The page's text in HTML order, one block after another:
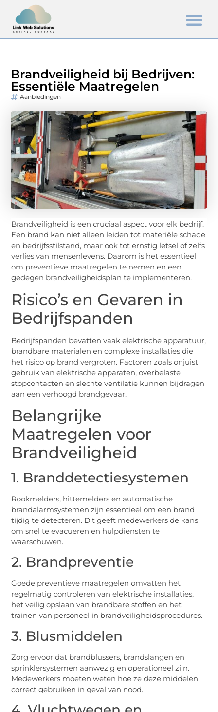
Brandveiligheid bij Bedrijven:
Essentiële Maatregelen
Aanbiedingen
Brandveiligheid is een cruciaal aspect voor elk bedrijf.
Een brand kan niet alleen leiden tot materiële schade
en bedrijfsstilstand, maar ook tot ernstig letsel of zelfs
verlies van mensenlevens. Daarom is het essentieel
om preventieve maatregelen te nemen en een
gedegen brandveiligheidsplan te implementeren.
Risico’s en Gevaren in
Bedrijfspanden
Bedrijfspanden bevatten vaak elektrische apparatuur,
brandbare materialen en complexe installaties die
het risico op brand vergroten. Factoren zoals onjuist
gebruik van elektrische apparaten, overbelaste
stopcontacten en slechte ventilatie kunnen bijdragen
aan een verhoogd brandgevaar.
Belangrijke
Maatregelen voor
Brandveiligheid
1. Branddetectiesystemen
Rookmelders, hittemelders en automatische
brandalarmsystemen zijn essentieel om een brand
tijdig te detecteren. Dit geeft medewerkers de kans
om snel te evacueren en hulpdiensten te
waarschuwen.
2. Brandpreventie
Goede preventieve maatregelen omvatten het
regelmatig controleren van elektrische installaties,
het veilig opslaan van brandbare stoffen en het
trainen van personeel in brandveiligheidsprocedures.
3. Blusmiddelen
Zorg ervoor dat brandblussers, brandslangen en
sprinklersystemen aanwezig en operationeel zijn.
Medewerkers moeten weten hoe ze deze middelen
correct gebruiken in geval van nood.